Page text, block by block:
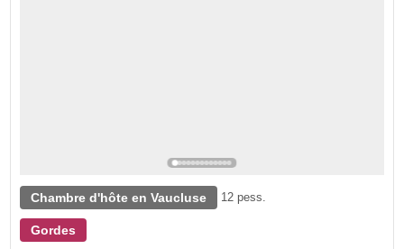
Chambre d'hôte en Vaucluse 12 pess.
Gordes